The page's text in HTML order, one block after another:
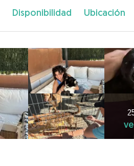
Disponibilidad Ubicación